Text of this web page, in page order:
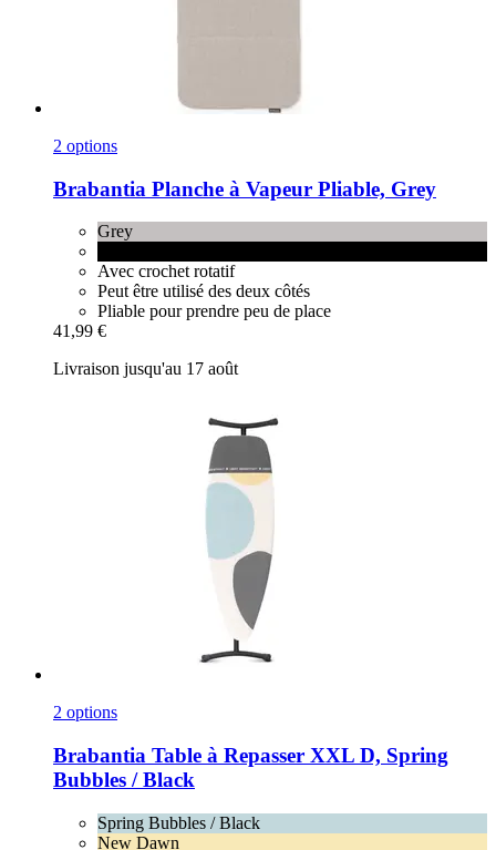
2 options
Brabantia Planche à Vapeur Pliable, Grey
Grey
Avec crochet rotatif
Peut être utilisé des deux côtés
Pliable pour prendre peu de place
41,99 €
Livraison jusqu'au 17 août
2 options
Brabantia Table à Repasser XXL D, Spring
Bubbles / Black
Spring Bubbles / Black
New Dawn